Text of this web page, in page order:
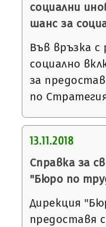
социални
шанс за
Във връзка
социално
за
по
13.11.2018
Справка за
"Бюро по
Дирекция
предоставя